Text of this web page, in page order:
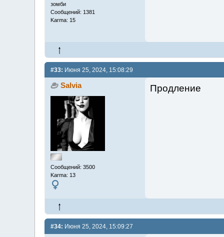
зомби
Сообщений: 1381
Karma: 15
#33: Июня 25, 2024, 15:08:29
Salvia
Сообщений: 3500
Karma: 13
Продление
#34: Июня 25, 2024, 15:09:27